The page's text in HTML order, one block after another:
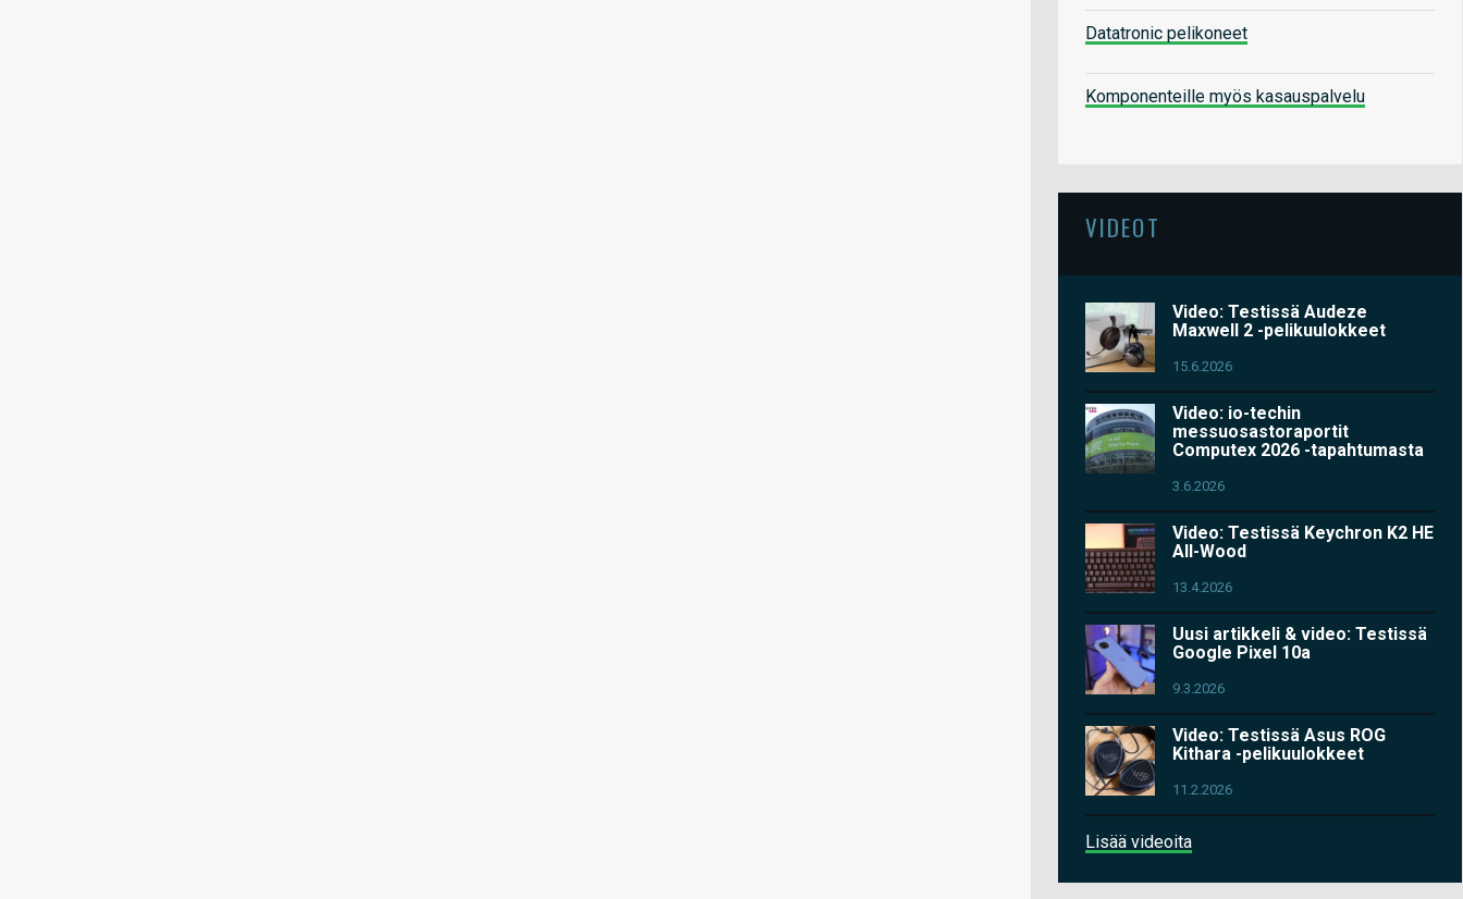
Datatronic pelikoneet
Komponenteille myös kasauspalvelu
VIDEOT
Video: Testissä Audeze
Maxwell 2 -pelikuulokkeet
15.6.2026
Video: io-techin
messuosastoraportit
Computex 2026 -tapahtumasta
3.6.2026
Video: Testissä Keychron K2 HE
All-Wood
13.4.2026
Uusi artikkeli & video: Testissä
Google Pixel 10a
9.3.2026
Video: Testissä Asus ROG
Kithara -pelikuulokkeet
11.2.2026
Lisää videoita